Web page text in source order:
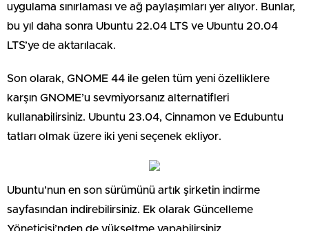
uygulama sınırlaması ve ağ paylaşımları yer alıyor. Bunlar,
bu yıl daha sonra Ubuntu 22.04 LTS ve Ubuntu 20.04
LTS’ye de aktarılacak.
Son olarak, GNOME 44 ile gelen tüm yeni özelliklere
karşın GNOME’u sevmiyorsanız alternatifleri
kullanabilirsiniz. Ubuntu 23.04, Cinnamon ve Edubuntu
tatları olmak üzere iki yeni seçenek ekliyor.
Ubuntu’nun en son sürümünü artık şirketin indirme
sayfasından indirebilirsiniz. Ek olarak Güncelleme